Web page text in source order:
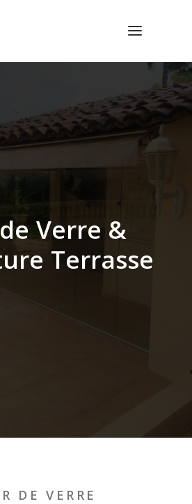
UN DEVIS
de Verre &
ure Terrasse
DE VERRE